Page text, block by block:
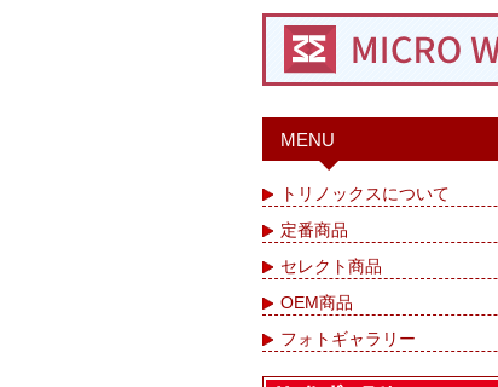
MENU
トリノックスについて
定番商品
セレクト商品
OEM商品
フォトギャラリー